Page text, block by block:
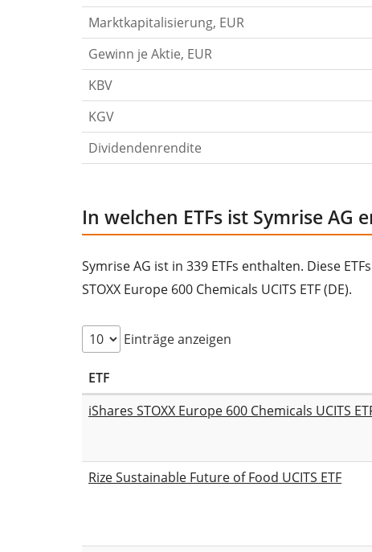
Marktkapitalisierung, EUR
Gewinn je Aktie, EUR
KBV
KGV
Dividendenrendite
In welchen ETFs ist Symrise AG
Symrise AG ist in 339 ETFs enthalten. Diese
STOXX Europe 600 Chemicals UCITS ETF (DE).
Einträge anzeigen
ETF
iShares STOXX Europe 600 Chemicals UCITS
Rize Sustainable Future of Food UCITS ETF